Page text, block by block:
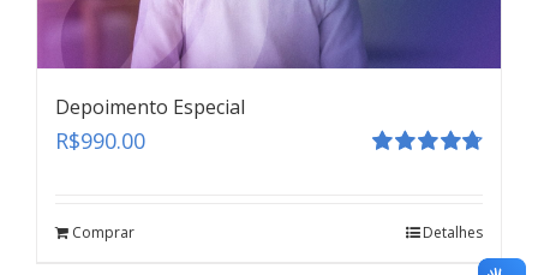
Depoimento Especial
R$990.00
Comprar Detalhes